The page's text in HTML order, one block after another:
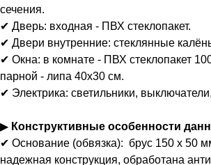
сечения.
✔ Дверь: входная - ПВХ стеклопакет.
✔ Двери внутренние: стеклянные
✔ Окна: в комнате - ПВХ стеклопакет
парной - липа 40х30 см.
✔ Электрика: светильники,
▶ Конструктивные особенности
✔ Основание (обвязка): брус 150 х 50
надежная конструкция, обработана